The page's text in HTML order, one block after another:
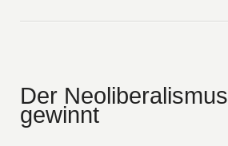
Der Neoliberalismus
gewinnt